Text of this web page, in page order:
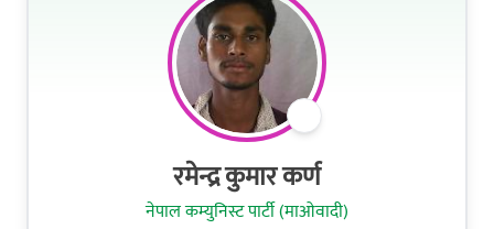
रमेन्द्र कुमार कर्ण
नेपाल कम्युनिस्ट पार्टी (माओवादी)